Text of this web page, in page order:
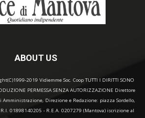
ABOUT US
2019 Vidiemme Soc. Coop TUTTI I DIRITTI SONO
PERMESSA SENZA AUTORIZZAZIONE Direttore
Amministrazione, Direzione e Redazione: piazza Sordello,
R.I. 01898140205 - R.E.A. 0207279 (Mantova) iscrizione al